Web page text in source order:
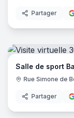
Partager
Salle de sport
Rue Simone de
Partager